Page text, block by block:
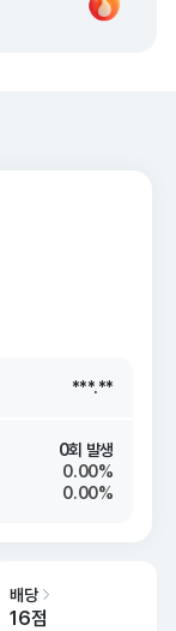
***.**
***.**
0회 발생
0.00%
0.00%
배당
16점